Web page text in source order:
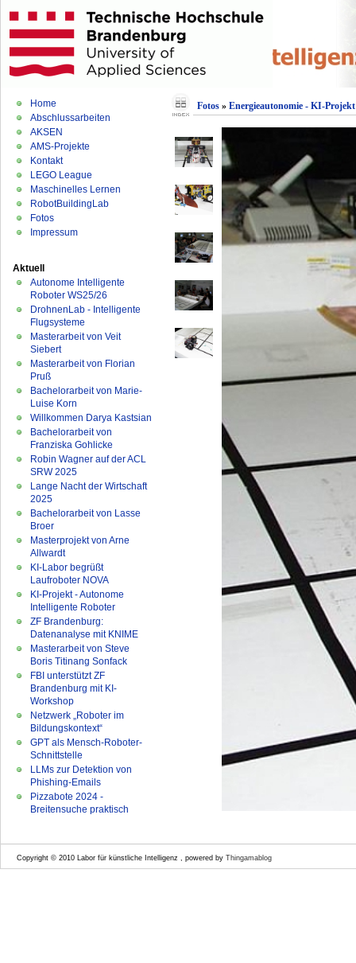
Home
Abschlussarbeiten
AKSEN
AMS-Projekte
Kontakt
LEGO League
Maschinelles Lernen
RobotBuildingLab
Fotos
Impressum
Aktuell
Autonome Intelligente
Roboter WS25/26
DrohnenLab - Intelligente
Flugsysteme
Masterarbeit von Veit
Siebert
Masterarbeit von Florian
Pruß
Bachelorarbeit von Marie-
Luise Korn
Willkommen Darya Kastsian
Bachelorarbeit von
Franziska Gohlicke
Robin Wagner auf der ACL
SRW 2025
Lange Nacht der Wirtschaft
2025
Bachelorarbeit von Lasse
Broer
Masterprojekt von Arne
Allwardt
KI-Labor begrüßt
Laufroboter NOVA
KI-Projekt - Autonome
Intelligente Roboter
ZF Brandenburg:
Datenanalyse mit KNIME
Masterarbeit von Steve
Boris Titinang Sonfack
FBI unterstützt ZF
Brandenburg mit KI-
Workshop
Netzwerk „Roboter im
Bildungskontext“
GPT als Mensch-Roboter-
Schnittstelle
LLMs zur Detektion von
Phishing-Emails
Pizzabote 2024 -
Breitensuche praktisch
Fotos» Energieautonomie - KI-Projekt
Copyright © 2010 Labor für künstliche Intelligenz , powered by Thingamablog